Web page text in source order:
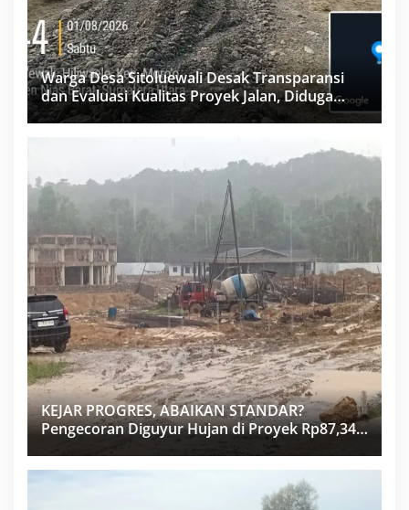
Warga Desa Sitoluewali Desak Transparansi
dan Evaluasi Kualitas Proyek Jalan, Diduga
Minim Informasi
KEJAR PROGRES, ABAIKAN STANDAR?
Pengecoran Diguyur Hujan di Proyek Rp87,34
Miliar Sukma Nias, Konsultan, Pengawas dan
PPK Bungkam